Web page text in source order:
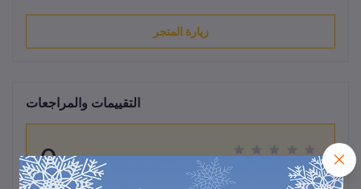
زيارة المتجر
التقييمات والمراجعات
0 من أصل 5.0 (0 مراجعات / تقييمات)